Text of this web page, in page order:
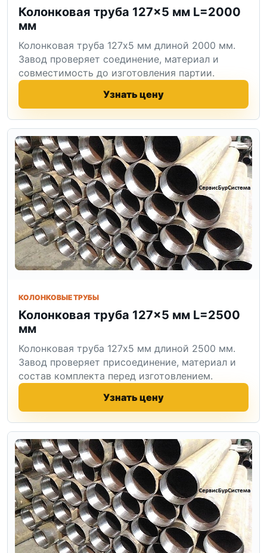
Колонковая труба 127×5 мм L=2000
мм
Колонковая труба 127x5 мм длиной 2000 мм.
Завод проверяет соединение, материал и
совместимость до изготовления партии.
Узнать цену
КОЛОНКОВЫЕ ТРУБЫ
Колонковая труба 127×5 мм L=2500
мм
Колонковая труба 127x5 мм длиной 2500 мм.
Завод проверяет присоединение, материал и
состав комплекта перед изготовлением.
Узнать цену